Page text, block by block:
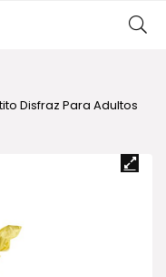
Disfraz Para Adultos